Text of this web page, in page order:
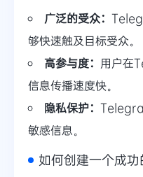
广泛的受众：
够快速触及目标受众。
高参与度： 用户在
信息传播速度快。
隐私保护：
敏感信息。
如何创建一个成